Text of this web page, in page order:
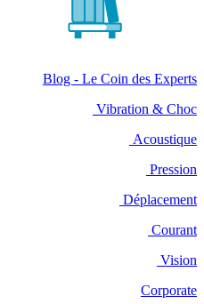
Blog - Le Coin des Experts
Vibration & Choc
Acoustique
Pression
Déplacement
Courant
Vision
Corporate